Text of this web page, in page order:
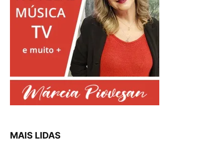
MAIS LIDAS